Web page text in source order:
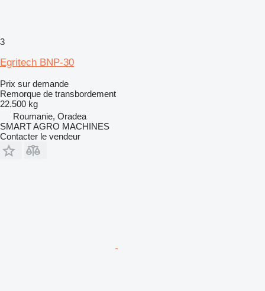
3
Egritech BNP-30
Prix sur demande
Remorque de transbordement
22.500 kg
Roumanie, Oradea
SMART AGRO MACHINES
Contacter le vendeur